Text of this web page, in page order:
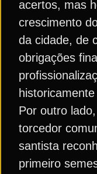
acertos, mas
crescimento
da cidade, de
obrigações
Por outro
torcedor
santista
primeiro